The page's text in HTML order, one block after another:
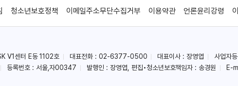
청소년보호정책 이메일주소무단수집거부 이용약관 언론윤리강령
V1센터 E동 1102호 대표전화 : 02-6377-0500 대표이사 : 장영엽
사업자
등록번호 : 서울,자00347 발행인 : 장영엽, 편집•청소년보호책임자 : 송경원 E-